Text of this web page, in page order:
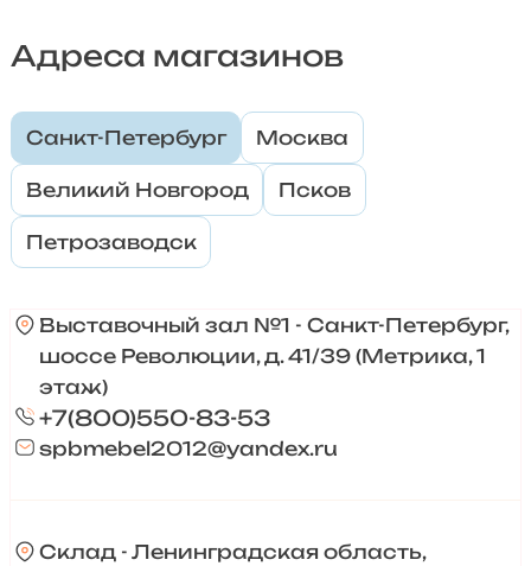
Адреса магазинов
Санкт-Петербург Москва
Великий Новгород Псков
Петрозаводск
Выставочный зал №1 - Санкт-Петербург,
шоссе Революции, д. 41/39 (Метрика, 1
этаж)
+7(800)550-83-53
spbmebel2012@yandex.ru
Склад - Ленинградская область,